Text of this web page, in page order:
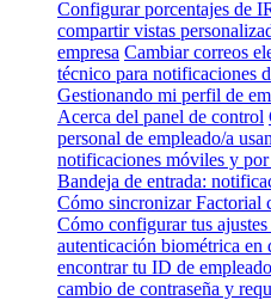
Configurar porcentajes de
compartir vistas
empresa Cambiar correos
técnico para notificaciones
Gestionando mi perfil de
Acerca del panel de control
personal de empleado/a
notificaciones móviles y
Bandeja de entrada:
Cómo sincronizar Factorial
Cómo configurar tus ajustes
autenticación biométrica en
encontrar tu ID de
cambio de contraseña y